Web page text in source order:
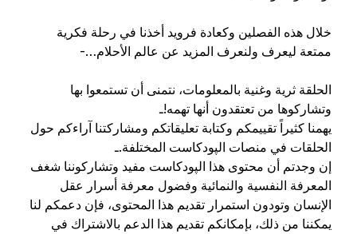
خلال هذه الفصلين وكعادة فرويد أخذنا في رحلة فكرية
ممتعة ليعرف ولنعرف المزيد عن عالم الأحلام…-
الحلقة ثرية وغنية بالمعلومات، نتمنى أن تستمعوا بها
وتشاركوها من تعتقدون أنها تهمه!ـ
يهمنا كثيراً تقييمكم وكتابة تعليقاتكم ومشاركتنا آراءكم حول
الحلقات في منصات الپودكاست المختلفة.ـ
إن وجدتم أن محتوى هذا الپودكاست مفيد وتشاركوننا شغف
المعرفة النفسية والنمائية وفضول معرفة أسرار عقل
الإنسان وتودون استمرار تقديم هذا المحتوى، فإن دعمكم لنا
يمكننا من ذلك، بإمكانكم تقديم هذا الدعم بالاشتراك في